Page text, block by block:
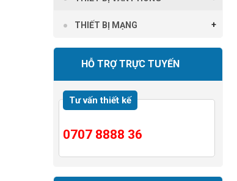
THIẾT BỊ MẠNG
HỖ TRỢ TRỰC TUYẾN
Tư vấn thiết kế
0707 8888 36